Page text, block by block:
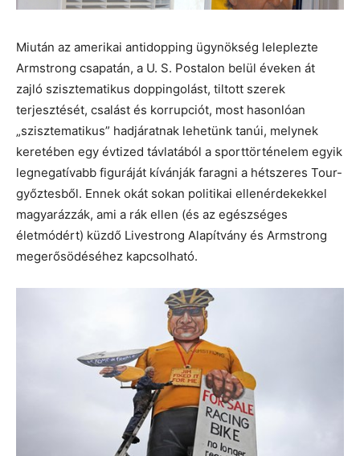
Miután az amerikai antidopping ügynökség leleplezte
Armstrong csapatán, a U. S. Postalon belül éveken át
zajló szisztematikus doppingolást, tiltott szerek
terjesztését, csalást és korrupciót, most hasonlóan
„szisztematikus” hadjáratnak lehetünk tanúi, melynek
keretében egy évtized távlatából a sporttörténelem egyik
legnegatívabb figuráját kívánják faragni a hétszeres Tour-
győztesből. Ennek okát sokan politikai ellenérdekekkel
magyarázzák, ami a rák ellen (és az egészséges
életmódért) küzdő Livestrong Alapítvány és Armstrong
megerősödéséhez kapcsolható.